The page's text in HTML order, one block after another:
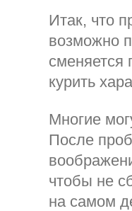
Итак, что
возможно
курить
Многие
После
чтобы не
на самом